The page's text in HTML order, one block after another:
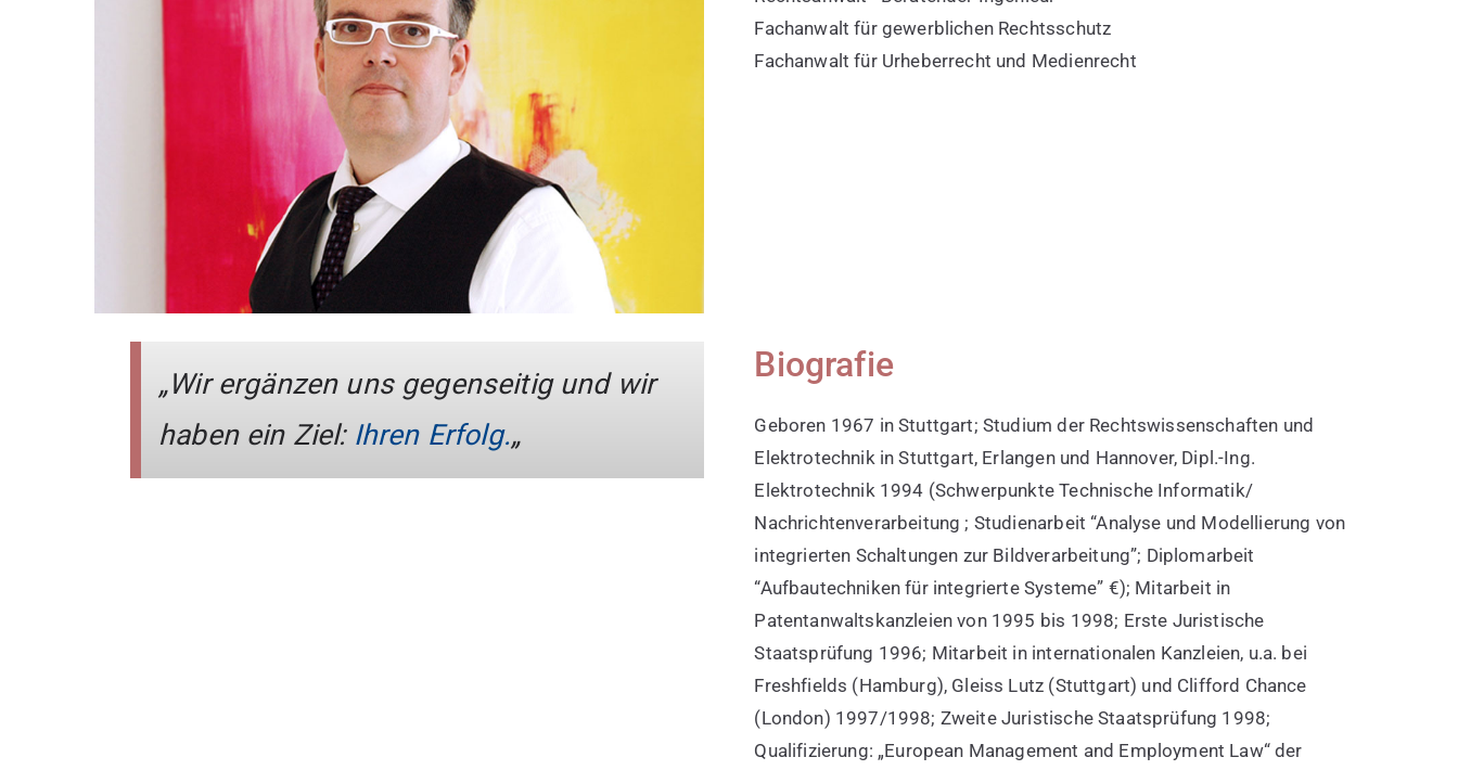
Fachanwalt für gewerblichen Rechtsschutz
Fachanwalt für Urheberrecht und Medienrecht
„Wir ergänzen uns gegenseitig und wir
haben ein Ziel: Ihren Erfolg.„
Biografie
Geboren 1967 in Stuttgart; Studium der Rechtswissenschaften und
Elektrotechnik in Stuttgart, Erlangen und Hannover, Dipl.-Ing.
Elektrotechnik 1994 (Schwerpunkte Technische Informatik/
Nachrichtenverarbeitung ; Studienarbeit “Analyse und Modellierung von
integrierten Schaltungen zur Bildverarbeitung”; Diplomarbeit
“Aufbautechniken für integrierte Systeme” €); Mitarbeit in
Patentanwaltskanzleien von 1995 bis 1998; Erste Juristische
Staatsprüfung 1996; Mitarbeit in internationalen Kanzleien, u.a. bei
Freshfields (Hamburg), Gleiss Lutz (Stuttgart) und Clifford Chance
(London) 1997/1998; Zweite Juristische Staatsprüfung 1998;
Qualifizierung: „European Management and Employment Law“ der